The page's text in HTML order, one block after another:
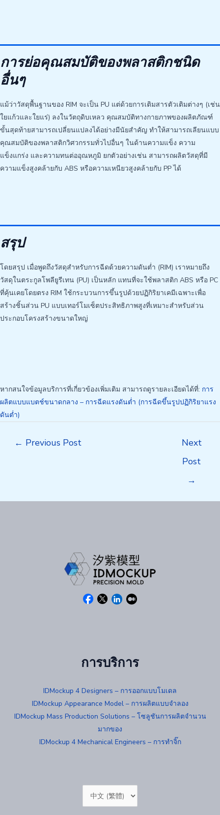
การย่อคุณสมบัติของพลาสติกชนิด
อื่นๆ
แม้ว่าวัสดุพื้นฐานของ RIM จะเป็น PU แต่ด้วยการเติมสารตัวเติมต่างๆ (เช่น
ใยแก้วและใยแร่) ลงในวัตถุดิบเหลว คุณสมบัติทางกายภาพของผลิตภัณฑ์
ขั้นสุดท้ายสามารถเปลี่ยนแปลงได้อย่างมีนัยสำคัญ ทำให้สามารถเลียนแบบ
คุณสมบัติของพลาสติกวิศวกรรมทั่วไปอื่นๆ ในด้านความแข็ง ความ
แข็งแกร่ง และความทนต่ออุณหภูมิ ยกตัวอย่างเช่น สามารถผลิตวัสดุที่มี
ความแข็งสูงคล้ายกับ ABS หรือความเหนียวสูงคล้ายกับ PP ได้
สรุป
โดยสรุป เมื่อพูดถึงวัสดุสำหรับการฉีดด้วยความดันต่ำ (RIM) เราหมายถึง
วัสดุในตระกูลโพลียูรีเทน (PU) เป็นหลัก แทนที่จะใช้พลาสติก ABS หรือ PC
ที่คุ้นเคยโดยตรง RIM ใช้กระบวนการขึ้นรูปด้วยปฏิกิริยาเคมีเฉพาะเพื่อ
สร้างชิ้นส่วน PU แบบเทอร์โมเซ็ตประสิทธิภาพสูงที่เหมาะสำหรับส่วน
ประกอบโครงสร้างขนาดใหญ่
หากสนใจข้อมูลบริการที่เกี่ยวข้องเพิ่มเติม สามารถดูรายละเอียดได้ที่: การ
ผลิตแบบแบตช์ขนาดกลาง – การฉีดแรงดันต่ำ (การฉีดขึ้นรูปปฏิกิริยาแรง
ดันต่ำ)
← Previous Post
Next
Post
→
การบริการ
IDMockup 4 Designers – การออกแบบโมเดล
IDMockup Appearance Model – การผลิตแบบจำลอง
IDMockup Mass Production Solutions – โซลูชันการผลิตจำนวน
มากของ
IDMockup 4 Mechanical Engineers – การทำจิ๊ก
Choose
a